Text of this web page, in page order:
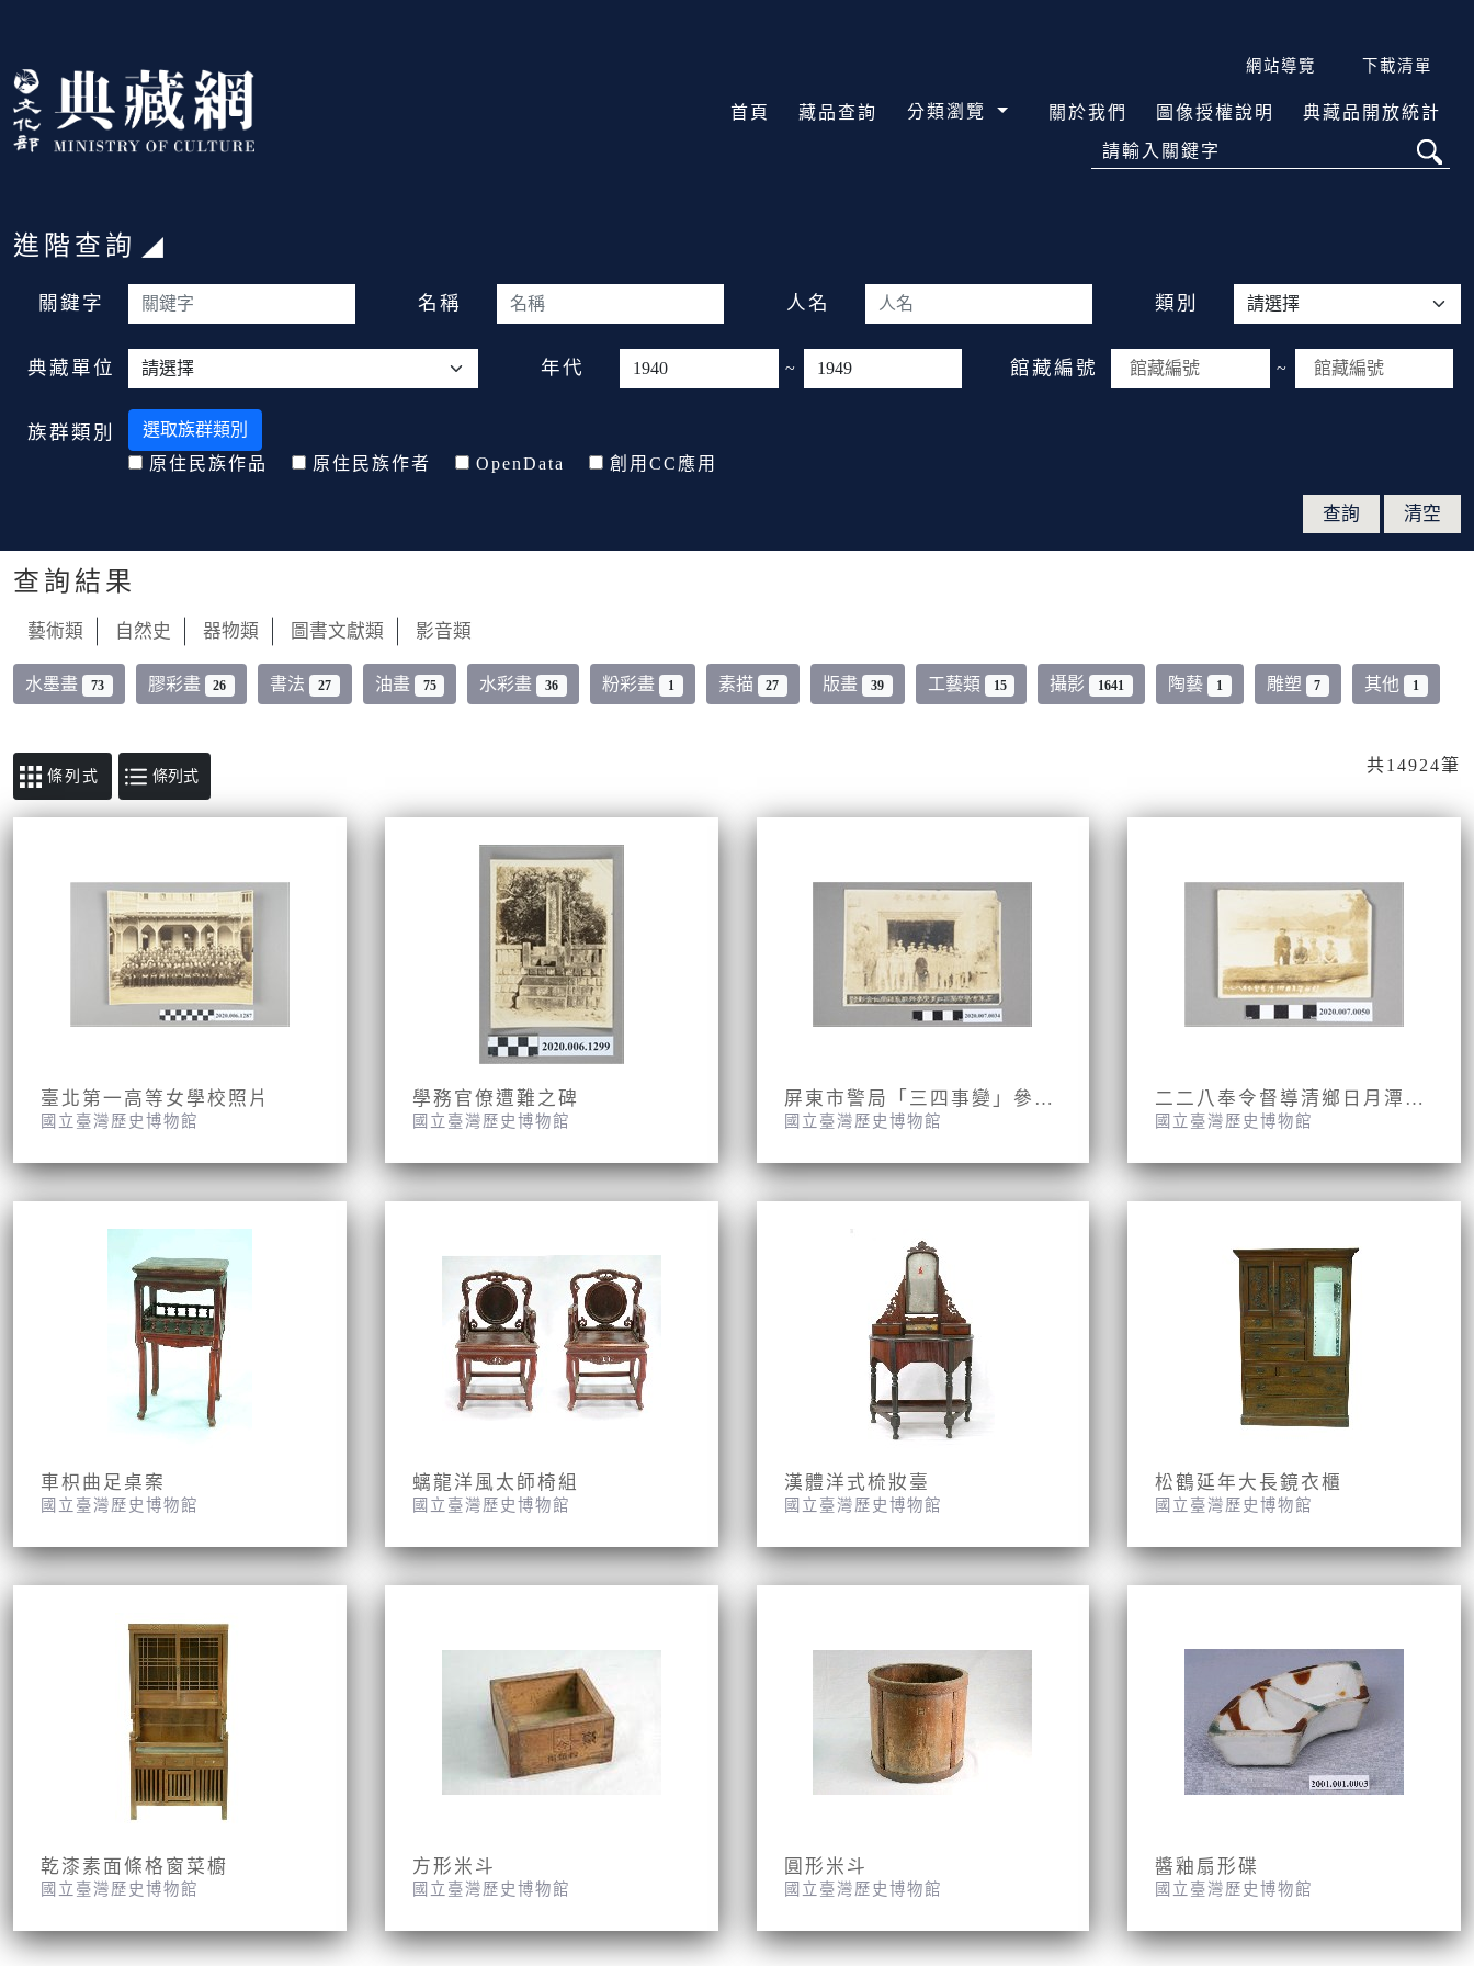
:::
網站導覽 下載清單
首頁 藏品查詢 分類瀏覽 關於我們 圖像授權說明 典藏品開放統計
請輸入關鍵字
:::
進階查詢
關鍵字 名稱 人名 類別
典藏單位 年代 ~ 館藏編號 ~
族群類別
選取族群類別
原住民族作品
原住民族作者 OpenData 創用CC應用
查詢結果
藝術類 自然史 器物類 圖書文獻類 影音類
水墨畫 73 膠彩畫 26 書法 27 油畫 75 水彩畫 36 粉彩畫 1 素描 27 版畫 39 工藝類 15 攝影 1641 陶藝 1 雕塑 7 其他 1
條列式
共14924筆
臺北第一高等女學校照片
國立臺灣歷史博物館
學務官僚遭難之碑
國立臺灣歷史博物館
屏東市警局「三四事變」參與戡亂人員合影照片
國立臺灣歷史博物館
二二八奉令督導清鄉日月潭留影黑白照片
國立臺灣歷史博物館
車枳曲足桌案
國立臺灣歷史博物館
螭龍洋風太師椅組
國立臺灣歷史博物館
漢體洋式梳妝臺
國立臺灣歷史博物館
松鶴延年大長鏡衣櫃
國立臺灣歷史博物館
乾漆素面條格窗菜櫥
國立臺灣歷史博物館
方形米斗
國立臺灣歷史博物館
圓形米斗
國立臺灣歷史博物館
醬釉扇形碟
國立臺灣歷史博物館